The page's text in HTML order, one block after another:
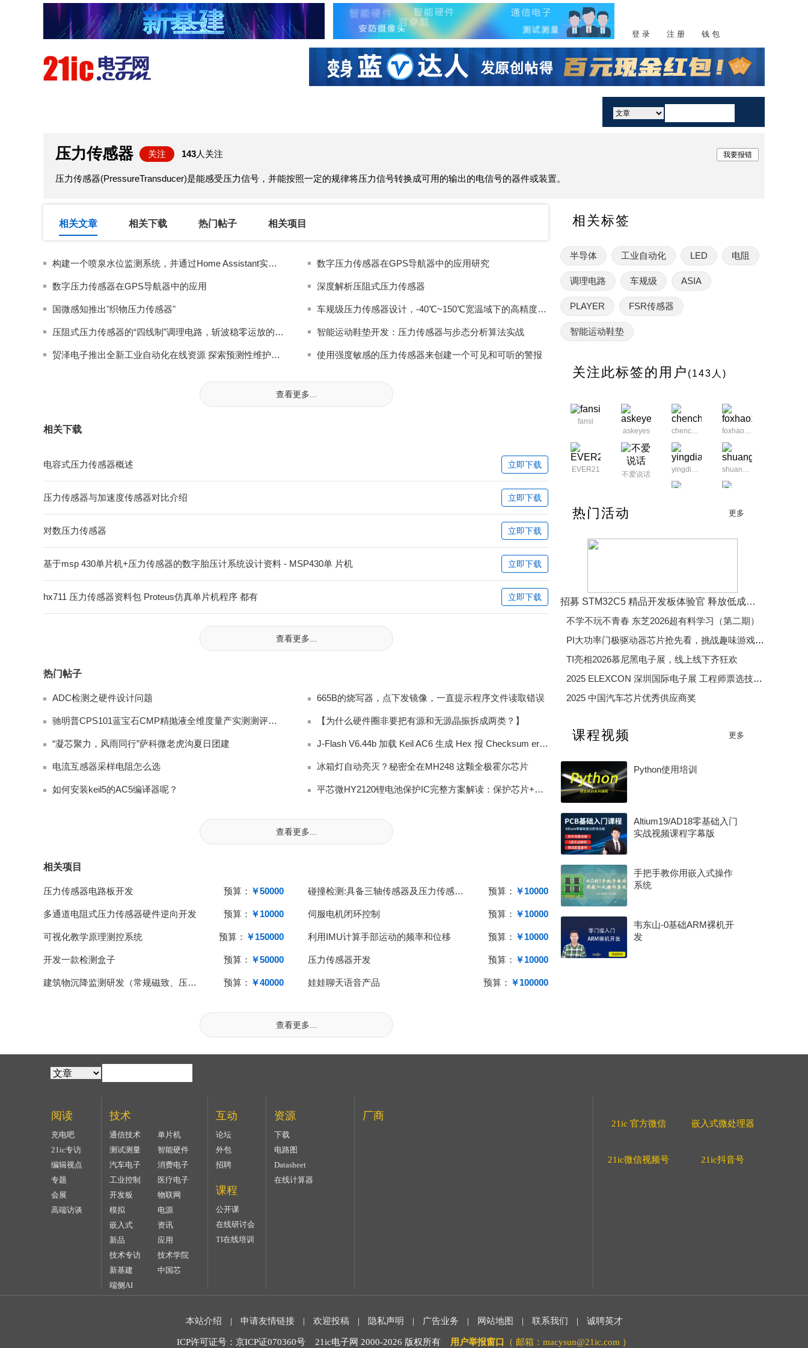
登 录 注 册 钱 包
压力传感器 关注 143人关注 我要报错
压力传感器(PressureTransducer)是能感受压力信号，并能按照一定的规律将压力信号转换成可用的输出的电信号的器件或装置。
相关文章 相关下载 热门帖子 相关项目
构建一个喷泉水位监测系统，并通过Home Assistant实现自动维护，无需可见的电线或管道 数字压力传感器在GPS导航器中的应用研究
数字压力传感器在GPS导航器中的应用 深度解析压阻式压力传感器
国微感知推出"织物压力传感器" 车规级压力传感器设计，-40℃~150℃宽温域下的高精度信号调理电路
压阻式压力传感器的“四线制”调理电路，斩波稳零运放的0.01%FS零点漂移抑制 智能运动鞋垫开发：压力传感器与步态分析算法实战
贸泽电子推出全新工业自动化在线资源 探索预测性维护解决方案 使用强度敏感的压力传感器来创建一个可见和可听的警报
查看更多...
相关下载
电容式压力传感器概述 立即下载
压力传感器与加速度传感器对比介绍 立即下载
对数压力传感器 立即下载
基于msp 430单片机+压力传感器的数字胎压计系统设计资料 - MSP430单 片机 立即下载
hx711 压力传感器资料包 Proteus仿真单片机程序 都有 立即下载
查看更多...
热门帖子
ADC检测之硬件设计问题 665B的烧写器，点下发镜像，一直提示程序文件读取错误
驰明普CPS101蓝宝石CMP精抛液全维度量产实测测评｜LED衬底国产硅溶胶抛光替 【为什么硬件圈非要把有源和无源晶振拆成两类？】
“凝芯聚力，风雨同行”萨科微老虎沟夏日团建 J-Flash V6.44b 加载 Keil AC6 生成 Hex 报 Checksum error
电流互感器采样电阻怎么选 冰箱灯自动亮灭？秘密全在MH248 这颗全极霍尔芯片
如何安装keil5的AC5编译器呢？ 平芯微HY2120锂电池保护IC完整方案解读：保护芯片+双MOS+充电IC三合一
查看更多...
相关项目
压力传感器电路板开发 预算： ￥50000 碰撞检测:具备三轴传感器及压力传感器，设备被撞击时候能够对平台上报。 预算： ￥10000
多通道电阻式压力传感器硬件逆向开发 预算： ￥10000 伺服电机闭环控制 预算： ￥10000
可视化教学原理测控系统 预算： ￥150000 利用IMU计算手部运动的频率和位移 预算： ￥10000
开发一款检测盒子 预算： ￥50000 压力传感器开发 预算： ￥10000
建筑物沉降监测研发（常规磁致、压力测量方案不适合） 预算： ￥40000 娃娃聊天语音产品 预算： ￥100000
查看更多...
相关标签
半导体 工业自动化 LED 电阻
调理电路 车规级 ASIA
PLAYER FSR传感器
智能运动鞋垫
关注此标签的用户 (143人)
fansi
askeyes
EVER21
不爱说话
lele4090039
啦啦啦德玛西亚1
c475301174 mingpu21
热门活动 更多
招募 STM32C5 精品开发板体验官 释放低成本、低功耗、高效率开发魅力
不学不玩不青春 东芝2026超有料学习（第二期）
PI大功率门极驱动器芯片抢先看，挑战趣味游戏赢精美好礼
TI亮相2026慕尼黑电子展，线上线下齐狂欢
2025 ELEXCON 深圳国际电子展 工程师票选技术大奖
2025 中国汽车芯片优秀供应商奖
课程视频 更多
Python使用培训
Altium19/AD18零基础入门
实战视频课程字幕版
手把手教你用嵌入式操作
系统
韦东山-0基础ARM裸机开
发
阅读
充电吧
21ic专访
编辑视点
专题
会展
高端访谈
技术
通信技术
单片机
测试测量
智能硬件
汽车电子
消费电子
工业控制
医疗电子
开发板
物联网
模拟
电源
嵌入式
资讯
新品
应用
技术专访
技术学院
新基建
中国芯
端侧AI
互动
论坛
外包
招聘
课程
公开课
在线研讨会
TI在线培训
资源
下载
电路图
Datasheet
在线计算器
厂商
21ic 官方微信 嵌入式微处理器
21ic微信视频号 21ic抖音号
本站介绍 | 申请友情链接 | 欢迎投稿 | 隐私声明 | 广告业务 | 网站地图 | 联系我们 | 诚聘英才
ICP许可证号：京ICP证070360号 21ic电子网 2000-2026 版权所有 用户举报窗口 （ 邮箱：macysun@21ic.com ）